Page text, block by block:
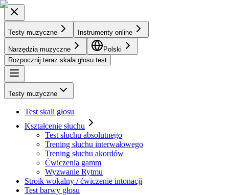
Testy muzyczne Instrumenty online
Narzędzia muzyczne
Polski
Rozpocznij teraz skala głosu test
Testy muzyczne
Test skali głosu
Kształcenie słuchu
Test słuchu absolutnego
Trening słuchu interwałowego
Trening słuchu akordów
Ćwiczenia gamm
Wyzwanie Rytmu
Stroik wokalny / ćwiczenie intonacji
Test barwy głosu